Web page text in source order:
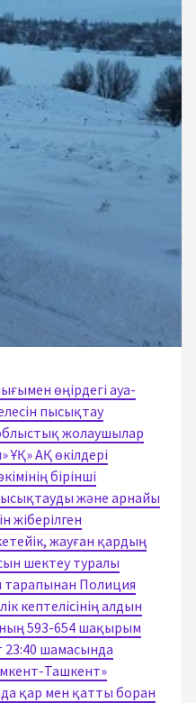
өңірдегі ауа-
пысықтау
жолаушылар
АҚ өкілдері
бірінші
және арнайы
жіберілген
жауған қардың
шектеу туралы
тарапынан Полиция
кептелісінің алдын
593-654 шақырым
23:40 шамасында
Ташкент»
қар мен қатты боран